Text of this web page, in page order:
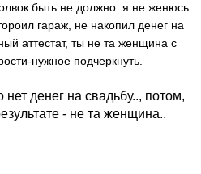
быть не должно :я не женюсь
гараж, не накопил денег на
аттестат, ты не та женщина с
нужное подчеркнуть.
денег на свадьбу.., потом,
- не та женщина..